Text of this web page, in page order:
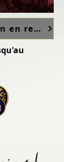
Regarder l'émission en replay sur France TV ici